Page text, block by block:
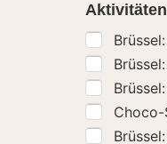
Aktivitäten